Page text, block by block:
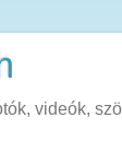
videók,